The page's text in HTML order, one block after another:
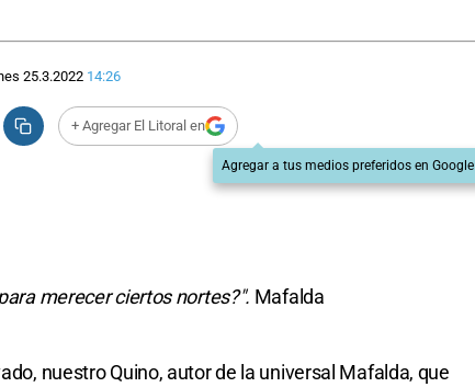
25.3.2022 14:26
+ Agregar El Litoral en
Agregar a tus medios preferidos en Google
merecer ciertos nortes?". Mafalda
nuestro Quino, autor de la universal Mafalda, que